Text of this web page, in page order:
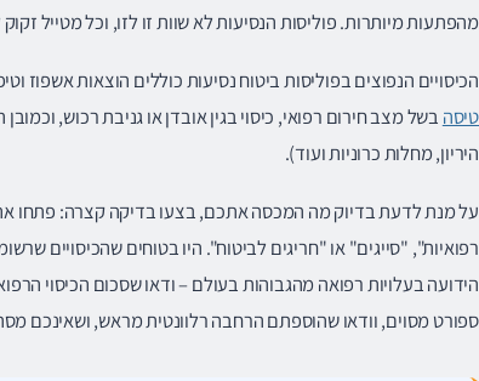
מהפתעות מיותרות. פוליסות הנסיעות לא שוות זו לזו, וכל מטייל
הכיסויים הנפוצים בפוליסות ביטוח נסיעות כוללים הוצאות אשפוז
טיסה בשל מצב חירום רפואי, כיסוי בגין אובדן או גניבת רכוש,
היריון, מחלות כרוניות ועוד).
על מנת לדעת בדיוק מה המכסה אתכם, בצעו בדיקה קצרה: פתחו
רפואיות", "סייגים" או "חריגים לביטוח". היו בטוחים
הידועה בעלויות רפואה מהגבוהות בעולם – ודאו שסכום הכיסוי
ספורט מסוים, וודאו שהוספתם הרחבה רלוונטית מראש, ושאינכם